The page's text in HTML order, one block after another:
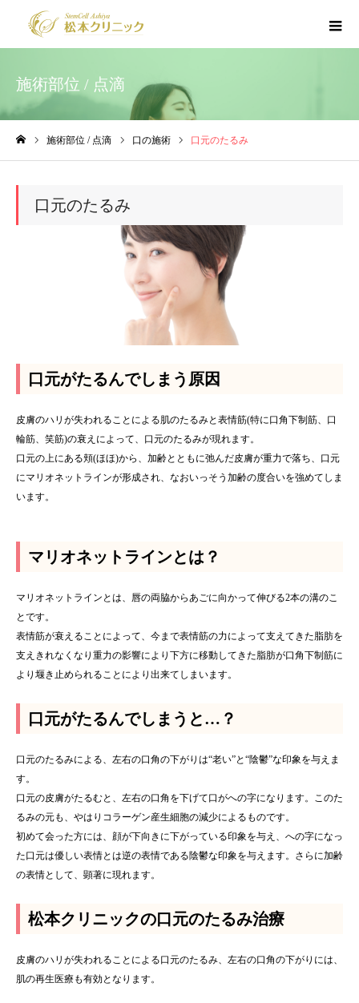
施術部位 / 点滴
施術部位 / 点滴 口の施術 口元のたるみ
口元のたるみ
口元がたるんでしまう原因
皮膚のハリが失われることによる肌のたるみと表情筋(特に口角下制筋、口
輪筋、笑筋)の衰えによって、口元のたるみが現れます。
口元の上にある頬(ほほ)から、加齢とともに弛んだ皮膚が重力で落ち、口元
にマリオネットラインが形成され、なおいっそう加齢の度合いを強めてしま
います。
マリオネットラインとは？
マリオネットラインとは、唇の両脇からあごに向かって伸びる2本の溝のこ
とです。
表情筋が衰えることによって、今まで表情筋の力によって支えてきた脂肪を
支えきれなくなり重力の影響により下方に移動してきた脂肪が口角下制筋に
より堰き止められることにより出来てしまいます。
口元がたるんでしまうと…？
口元のたるみによる、左右の口角の下がりは“老い”と“陰鬱”な印象を与えま
す。
口元の皮膚がたるむと、左右の口角を下げて口がへの字になります。このた
るみの元も、やはりコラーゲン産生細胞の減少によるものです。
初めて会った方には、顔が下向きに下がっている印象を与え、への字になっ
た口元は優しい表情とは逆の表情である陰鬱な印象を与えます。さらに加齢
の表情として、顕著に現れます。
松本クリニックの口元のたるみ治療
皮膚のハリが失われることによる口元のたるみ、左右の口角の下がりには、
肌の再生医療も有効となります。